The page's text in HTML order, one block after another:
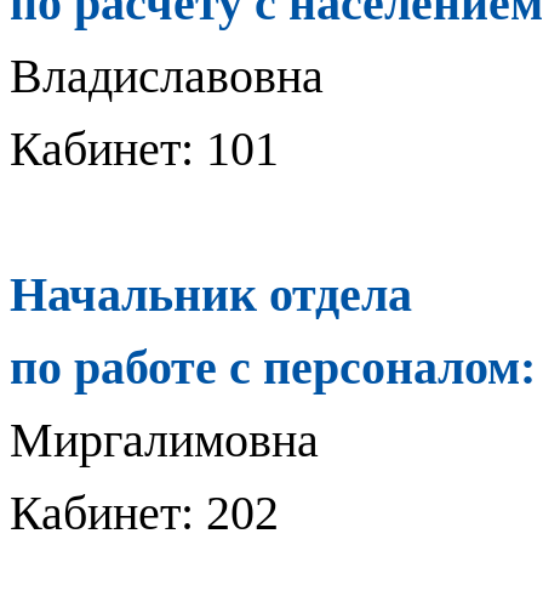
Владиславовна
Кабинет: 101
Начальник отдела
по работе с
Миргалимовна
Кабинет: 202